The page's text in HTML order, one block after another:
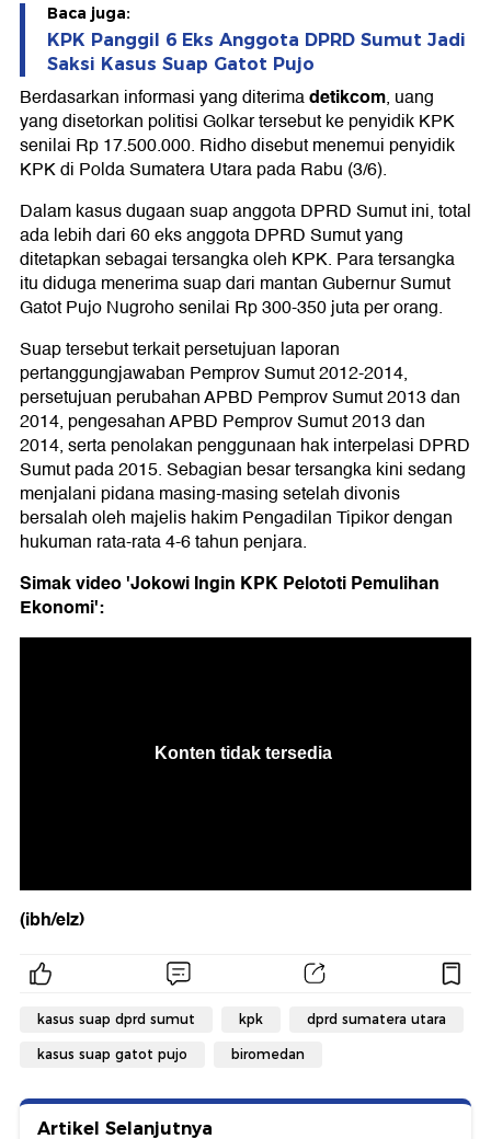
Baca juga:
KPK Panggil 6 Eks Anggota DPRD Sumut Jadi
Saksi Kasus Suap Gatot Pujo
Berdasarkan informasi yang diterimadetikcom, uang
yang disetorkan politisi Golkar tersebut ke penyidik KPK
senilai Rp 17.500.000. Ridho disebut menemui penyidik
KPK di Polda Sumatera Utara pada Rabu (3/6).
Dalam kasus dugaan suap anggota DPRD Sumut ini, total
ada lebih dari 60 eks anggota DPRD Sumut yang
ditetapkan sebagai tersangka oleh KPK. Para tersangka
itu diduga menerima suap dari mantan Gubernur Sumut
Gatot Pujo Nugroho senilai Rp 300-350 juta per orang.
Suap tersebut terkait persetujuan laporan
pertanggungjawaban Pemprov Sumut 2012-2014,
persetujuan perubahan APBD Pemprov Sumut 2013 dan
2014, pengesahan APBD Pemprov Sumut 2013 dan
2014, serta penolakan penggunaan hak interpelasi DPRD
Sumut pada 2015. Sebagian besar tersangka kini sedang
menjalani pidana masing-masing setelah divonis
bersalah oleh majelis hakim Pengadilan Tipikor dengan
hukuman rata-rata 4-6 tahun penjara.
Simak video 'Jokowi Ingin KPK Pelototi Pemulihan
Ekonomi':
(ibh/elz)
kasus suap dprd sumut kpk dprd sumatera utara
kasus suap gatot pujo biromedan
Artikel Selanjutnya